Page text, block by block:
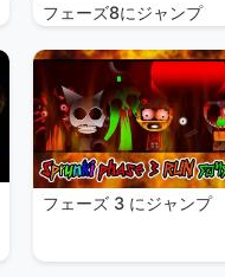
フェーズ8にジャンプ
フェーズ 3 にジャンプ